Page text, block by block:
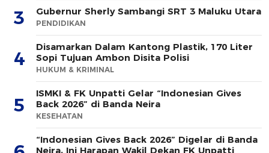
3 Gubernur Sherly Sambangi SRT 3 Maluku Utara
PENDIDIKAN
4
Disamarkan Dalam Kantong Plastik, 170 Liter
Sopi Tujuan Ambon Disita Polisi
HUKUM & KRIMINAL
5
ISMKI & FK Unpatti Gelar “Indonesian Gives
Back 2026” di Banda Neira
KESEHATAN
“Indonesian Gives Back 2026” Digelar di Banda
Neira, Ini Harapan Wakil Dekan FK Unpatti